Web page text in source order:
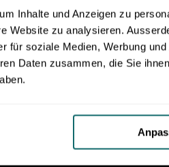
Inhalte und Anzeigen zu
Website zu analysieren.
für soziale Medien, Werbung
Daten zusammen, die Sie